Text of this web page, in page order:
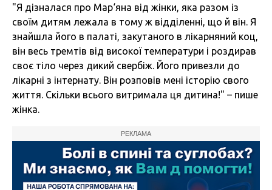
"Я дізналася про Мар‘яна від жінки, яка разом із
своїм дитям лежала в тому ж відділенні, що й він. Я
знайшла його в палаті, закутаного в лікарняний коц,
він весь тремтів від високої температури і роздирав
своє тіло через дикий свербіж. Його привезли до
лікарні з інтернату. Він розповів мені історію свого
життя. Скільки всього витримала ця дитина!" – пише
жінка.
РЕКЛАМА